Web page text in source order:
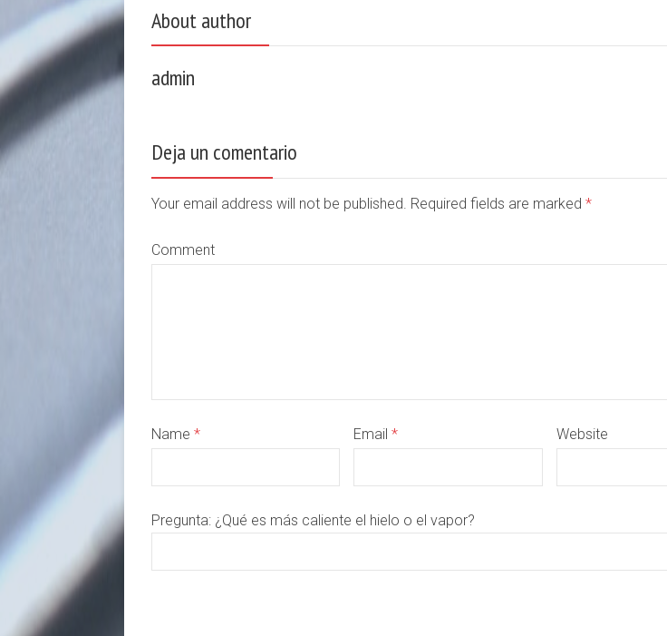
About author
admin
Deja un comentario
Your email address will not be published. Required fields are marked *
Comment
Name * Email * Website
Pregunta: ¿Qué es más caliente el hielo o el vapor?